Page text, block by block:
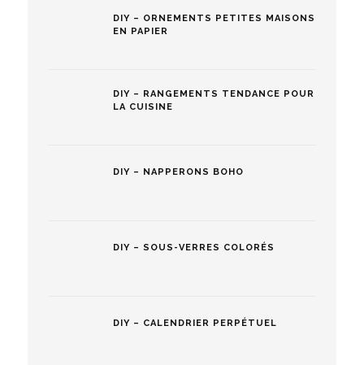
DIY – ORNEMENTS PETITES MAISONS
EN PAPIER
DIY – RANGEMENTS TENDANCE POUR
LA CUISINE
DIY – NAPPERONS BOHO
DIY – SOUS-VERRES COLORÉS
DIY – CALENDRIER PERPÉTUEL